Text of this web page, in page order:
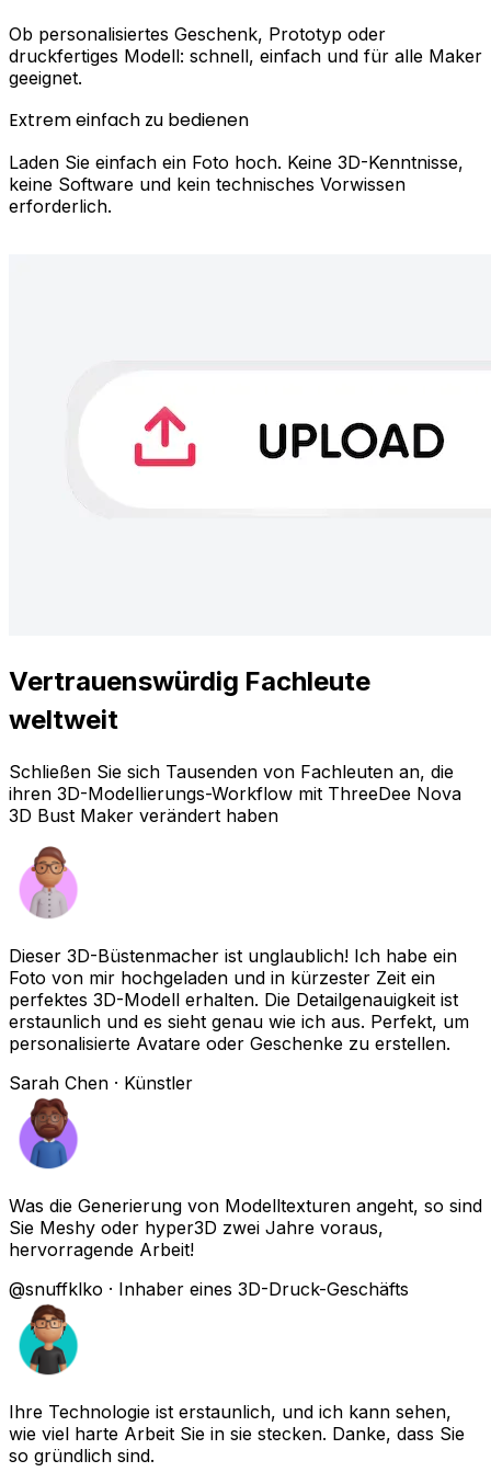
Ob personalisiertes Geschenk, Prototyp oder
druckfertiges Modell: schnell, einfach und für alle Maker
geeignet.
Extrem einfach zu bedienen
Laden Sie einfach ein Foto hoch. Keine 3D-Kenntnisse,
keine Software und kein technisches Vorwissen
erforderlich.
Vertrauenswürdig Fachleute
weltweit
Schließen Sie sich Tausenden von Fachleuten an, die
ihren 3D-Modellierungs-Workflow mit ThreeDee Nova
3D Bust Maker verändert haben
Dieser 3D-Büstenmacher ist unglaublich! Ich habe ein
Foto von mir hochgeladen und in kürzester Zeit ein
perfektes 3D-Modell erhalten. Die Detailgenauigkeit ist
erstaunlich und es sieht genau wie ich aus. Perfekt, um
personalisierte Avatare oder Geschenke zu erstellen.
Sarah Chen · Künstler
Was die Generierung von Modelltexturen angeht, so sind
Sie Meshy oder hyper3D zwei Jahre voraus,
hervorragende Arbeit!
@snuffklko · Inhaber eines 3D-Druck-Geschäfts
Ihre Technologie ist erstaunlich, und ich kann sehen,
wie viel harte Arbeit Sie in sie stecken. Danke, dass Sie
so gründlich sind.